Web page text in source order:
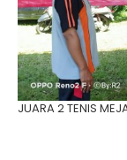
JUARA 2 TENIS